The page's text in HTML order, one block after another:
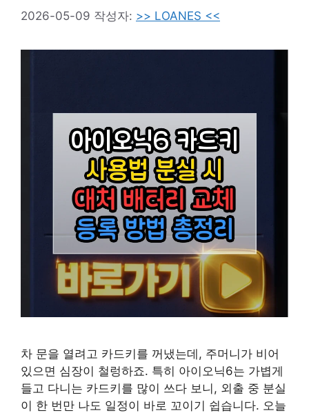
2026-05-09 작성자: >> LOANES <<
차 문을 열려고 카드키를 꺼냈는데, 주머니가 비어
있으면 심장이 철렁하죠. 특히 아이오닉6는 가볍게
들고 다니는 카드키를 많이 쓰다 보니, 외출 중 분실
이 한 번만 나도 일정이 바로 꼬이기 쉽습니다. 오늘